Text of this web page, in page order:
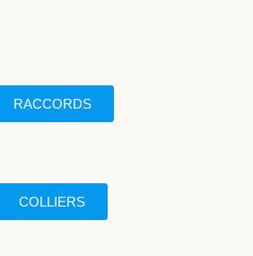
RACCORDS
COLLIERS